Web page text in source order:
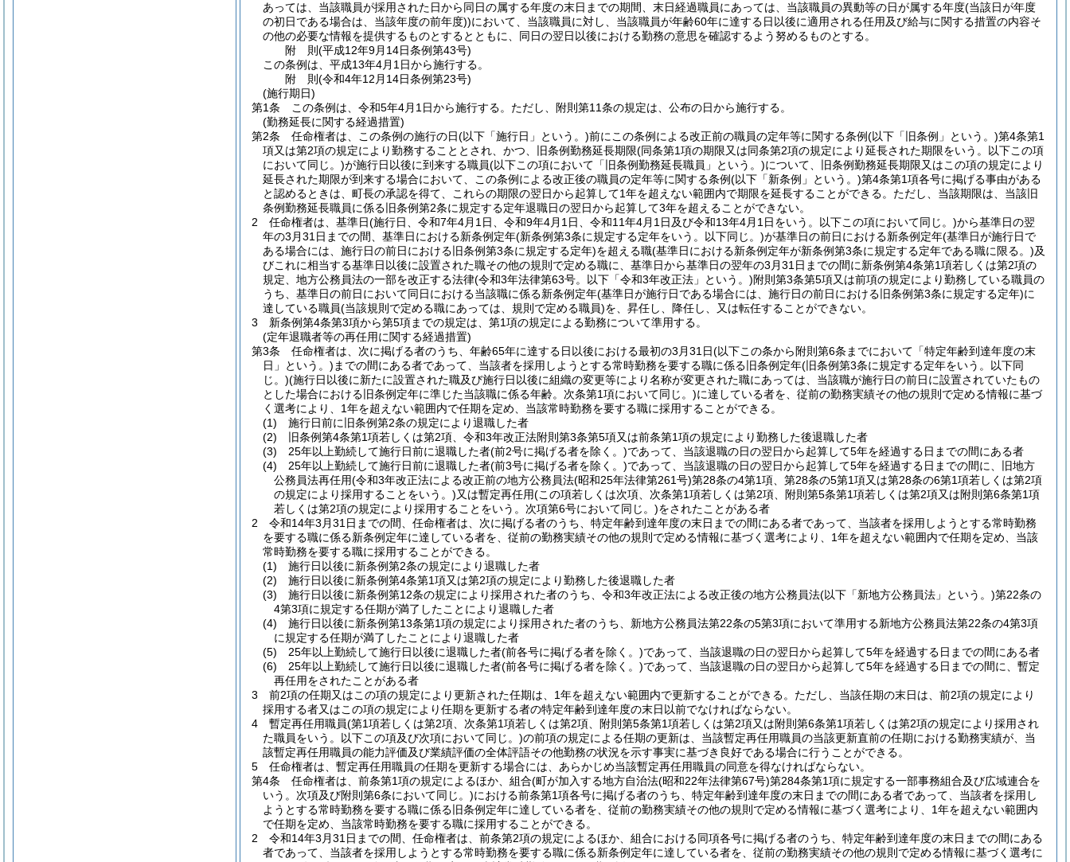
あっては、当該職員が採用された日から同日の属する年度の末日までの期間、末日経過職員にあっては、当該職員の異動等の日が属する年度(当該日が年度
の初日である場合は、当該年度の前年度))において、当該職員に対し、当該職員が年齢60年に達する日以後に適用される任用及び給与に関する措置の内容そ
の他の必要な情報を提供するものとするとともに、同日の翌日以後における勤務の意思を確認するよう努めるものとする。
附 則(平成12年9月14日条例第43号)
この条例は、平成13年4月1日から施行する。
附 則(令和4年12月14日条例第23号)
(施行期日)
第1条
この条例は、令和5年4月1日から施行する。 ただし、附則第11条の規定は、公布の日から施行する。
(勤務延長に関する経過措置)
第2条
任命権者は、この条例の施行の日(以下「施行日」という。)前にこの条例による改正前の職員の定年等に関する条例(以下「旧条例」という。)第4条第1
項又は第2項の規定により勤務することとされ、かつ、旧条例勤務延長期限(同条第1項の期限又は同条第2項の規定により延長された期限をいう。以下この項
において同じ。)が施行日以後に到来する職員(以下この項において「旧条例勤務延長職員」という。)について、旧条例勤務延長期限又はこの項の規定により
延長された期限が到来する場合において、この条例による改正後の職員の定年等に関する条例(以下「新条例」という。)第4条第1項各号に掲げる事由がある
と認めるときは、町長の承認を得て、これらの期限の翌日から起算して1年を超えない範囲内で期限を延長することができる。 ただし、当該期限は、当該旧
条例勤務延長職員に係る旧条例第2条に規定する定年退職日の翌日から起算して3年を超えることができない。
2
任命権者は、基準日(施行日、令和7年4月1日、令和9年4月1日、令和11年4月1日及び令和13年4月1日をいう。以下この項において同じ。)から基準日の翌
年の3月31日までの間、基準日における新条例定年(新条例第3条に規定する定年をいう。以下同じ。)が基準日の前日における新条例定年(基準日が施行日で
ある場合には、施行日の前日における旧条例第3条に規定する定年)を超える職(基準日における新条例定年が新条例第3条に規定する定年である職に限る。)及
びこれに相当する基準日以後に設置された職その他の規則で定める職に、基準日から基準日の翌年の3月31日までの間に新条例第4条第1項若しくは第2項の
規定、地方公務員法の一部を改正する法律(令和3年法律第63号。以下「令和3年改正法」という。)附則第3条第5項又は前項の規定により勤務している職員の
うち、基準日の前日において同日における当該職に係る新条例定年(基準日が施行日である場合には、施行日の前日における旧条例第3条に規定する定年)に
達している職員(当該規則で定める職にあっては、規則で定める職員)を、昇任し、降任し、又は転任することができない。
3
新条例第4条第3項から第5項までの規定は、第1項の規定による勤務について準用する。
(定年退職者等の再任用に関する経過措置)
第3条
任命権者は、次に掲げる者のうち、年齢65年に達する日以後における最初の3月31日(以下この条から附則第6条までにおいて「特定年齢到達年度の末
日」という。) までの間にある者であって、当該者を採用しようとする常時勤務を要する職に係る旧条例定年(旧条例第3条に規定する定年をいう。以下同
じ。)(施行日以後に新たに設置された職及び施行日以後に組織の変更等により名称が変更された職にあっては、当該職が施行日の前日に設置されていたもの
とした場合における旧条例定年に準じた当該職に係る年齢。次条第1項において同じ。)に達している者を、従前の勤務実績その他の規則で定める情報に基づ
く選考により、1年を超えない範囲内で任期を定め、当該常時勤務を要する職に採用することができる。
(1)
施行日前に旧条例第2条の規定により退職した者
(2)
旧条例第4条第1項若しくは第2項、令和3年改正法附則第3条第5項又は前条第1項の規定により勤務した後退職した者
(3)
25年以上勤続して施行日前に退職した者(前2号に掲げる者を除く。)であって、当該退職の日の翌日から起算して5年を経過する日までの間にある者
(4)
25年以上勤続して施行日前に退職した者(前3号に掲げる者を除く。)であって、当該退職の日の翌日から起算して5年を経過する日までの間に、旧地方
公務員法再任用(令和3年改正法による改正前の地方公務員法(昭和25年法律第261号)第28条の4第1項、第28条の5第1項又は第28条の6第1項若しくは第2項
の規定により採用することをいう。)又は暫定再任用(この項若しくは次項、次条第1項若しくは第2項、附則第5条第1項若しくは第2項又は附則第6条第1項
若しくは第2項の規定により採用することをいう。次項第6号において同じ。)をされたことがある者
2
令和14年3月31日までの間、任命権者は、次に掲げる者のうち、特定年齢到達年度の末日までの間にある者であって、当該者を採用しようとする常時勤務
を要する職に係る新条例定年に達している者を、従前の勤務実績その他の規則で定める情報に基づく選考により、1年を超えない範囲内で任期を定め、当該
常時勤務を要する職に採用することができる。
(1)
施行日以後に新条例第2条の規定により退職した者
(2)
施行日以後に新条例第4条第1項又は第2項の規定により勤務した後退職した者
(3)
施行日以後に新条例第12条の規定により採用された者のうち、令和3年改正法による改正後の地方公務員法(以下「新地方公務員法」という。)第22条の
4第3項に規定する任期が満了したことにより退職した者
(4)
施行日以後に新条例第13条第1項の規定により採用された者のうち、新地方公務員法第22条の5第3項において準用する新地方公務員法第22条の4第3項
に規定する任期が満了したことにより退職した者
(5)
25年以上勤続して施行日以後に退職した者(前各号に掲げる者を除く。)であって、当該退職の日の翌日から起算して5年を経過する日までの間にある者
(6)
25年以上勤続して施行日以後に退職した者(前各号に掲げる者を除く。)であって、当該退職の日の翌日から起算して5年を経過する日までの間に、暫定
再任用をされたことがある者
3
前2項の任期又はこの項の規定により更新された任期は、1年を超えない範囲内で更新することができる。 ただし、当該任期の末日は、前2項の規定により
採用する者又はこの項の規定により任期を更新する者の特定年齢到達年度の末日以前でなければならない。
4
暫定再任用職員(第1項若しくは第2項、次条第1項若しくは第2項、附則第5条第1項若しくは第2項又は附則第6条第1項若しくは第2項の規定により採用され
た職員をいう。以下この項及び次項において同じ。)の前項の規定による任期の更新は、当該暫定再任用職員の当該更新直前の任期における勤務実績が、当
該暫定再任用職員の能力評価及び業績評価の全体評語その他勤務の状況を示す事実に基づき良好である場合に行うことができる。
5
任命権者は、暫定再任用職員の任期を更新する場合には、あらかじめ当該暫定再任用職員の同意を得なければならない。
第4条
任命権者は、前条第1項の規定によるほか、組合(町が加入する地方自治法(昭和22年法律第67号)第284条第1項に規定する一部事務組合及び広域連合を
いう。次項及び附則第6条において同じ。)における前条第1項各号に掲げる者のうち、特定年齢到達年度の末日までの間にある者であって、当該者を採用し
ようとする常時勤務を要する職に係る旧条例定年に達している者を、従前の勤務実績その他の規則で定める情報に基づく選考により、1年を超えない範囲内
で任期を定め、当該常時勤務を要する職に採用することができる。
2
令和14年3月31日までの間、任命権者は、前条第2項の規定によるほか、組合における同項各号に掲げる者のうち、特定年齢到達年度の末日までの間にある
者であって、当該者を採用しようとする常時勤務を要する職に係る新条例定年に達している者を、従前の勤務実績その他の規則で定める情報に基づく選考に